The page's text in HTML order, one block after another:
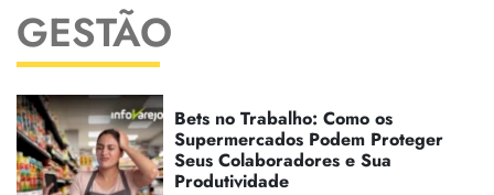
GESTÃO
Bets no Trabalho: Como os
Supermercados Podem Proteger
Seus Colaboradores e Sua
Produtividade